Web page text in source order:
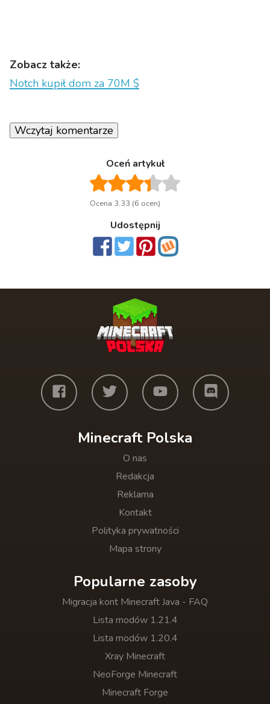
Zobacz także:
Notch kupił dom za 70M $
Wczytaj komentarze
Oceń artykuł
Ocena 3.33 (6 ocen)
Udostępnij
Minecraft Polska
O nas
Redakcja
Reklama
Kontakt
Polityka prywatności
Mapa strony
Popularne zasoby
Migracja kont Minecraft Java - FAQ
Lista modów 1.21.4
Lista modów 1.20.4
Xray Minecraft
NeoForge Minecraft
Minecraft Forge